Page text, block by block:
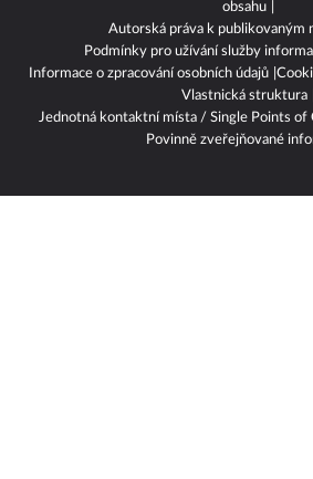
obsahu
Autorská práva k publikovaným
Podmínky pro užívání služby
Informace o zpracování osobních údajů
Vlastnická struktura
Jednotná kontaktní místa / Single Points of
Povinně zveřejňované